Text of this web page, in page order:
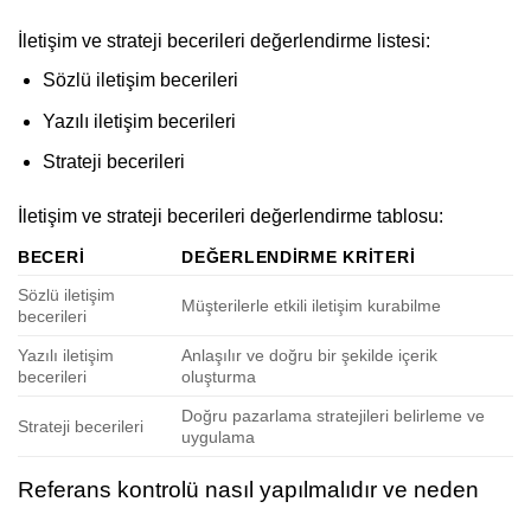
İletişim ve strateji becerileri değerlendirme listesi:
Sözlü iletişim becerileri
Yazılı iletişim becerileri
Strateji becerileri
İletişim ve strateji becerileri değerlendirme tablosu:
BECERI
DEĞERLENDIRME KRITERI
Sözlü iletişim
becerileri
Müşterilerle etkili iletişim kurabilme
Yazılı iletişim
becerileri
Anlaşılır ve doğru bir şekilde içerik
oluşturma
Strateji becerileri
Doğru pazarlama stratejileri belirleme ve
uygulama
Referans kontrolü nasıl yapılmalıdır ve neden